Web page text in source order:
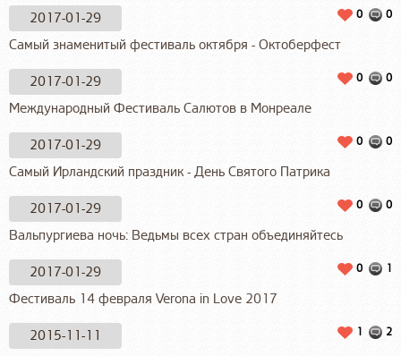
2017-01-29 0
0
Самый знаменитый фестиваль октября - Октоберфест
2017-01-29 0
0
Международный Фестиваль Салютов в Монреале
2017-01-29 0
0
Самый Ирландский праздник - День Святого Патрика
2017-01-29 0
0
Вальпургиева ночь: Ведьмы всех стран объединяйтесь
2017-01-29 1
0
Фестиваль 14 февраля Verona in Love 2017
2015-11-11 2
1